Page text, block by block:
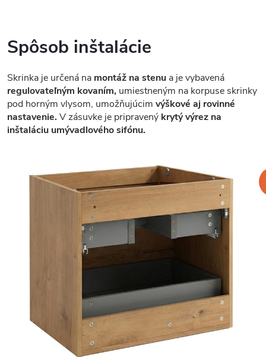
Spôsob inštalácie
Skrinka je určená na montáž na stenu a je vybavená
regulovateľným kovaním, umiestneným na korpuse skrinky
pod horným vlysom, umožňujúcim výškové aj rovinné
nastavenie.V zásuvke je pripravený krytý výrez na
inštaláciu umývadlového sifónu.